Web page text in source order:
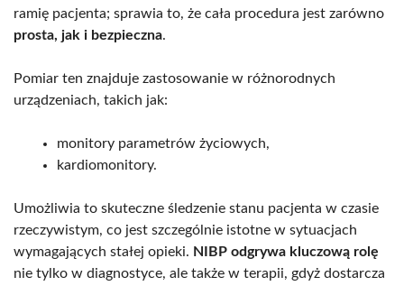
ramię pacjenta; sprawia to, że cała procedura jest zarówno
prosta, jak i bezpieczna.
Pomiar ten znajduje zastosowanie w różnorodnych
urządzeniach, takich jak:
monitory parametrów życiowych,
kardiomonitory.
Umożliwia to skuteczne śledzenie stanu pacjenta w czasie
rzeczywistym, co jest szczególnie istotne w sytuacjach
wymagających stałej opieki. NIBP odgrywa kluczową rolę
nie tylko w diagnostyce, ale także w terapii, gdyż dostarcza